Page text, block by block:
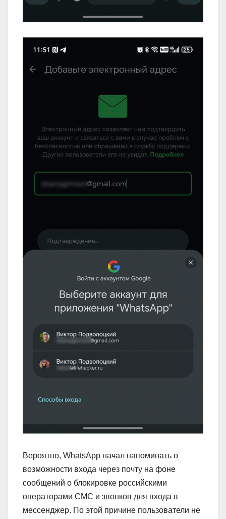
Вероятно, WhatsApp начал напоминать о
возможности входа через почту на фоне
сообщений о блокировке российскими
операторами СМС и звонков для входа в
мессенджер. По этой причине пользователи не